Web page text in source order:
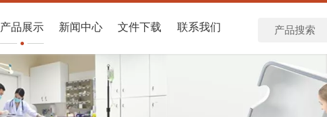
产品展示 新闻中心 文件下载 联系我们